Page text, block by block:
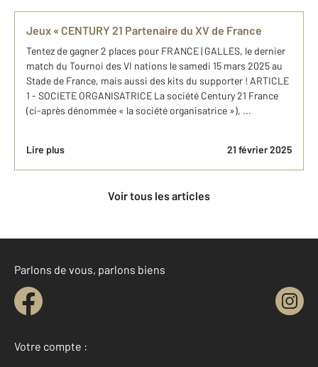
Jeux « CENTURY 21 Partenaire du XV de France
Tentez de gagner 2 places pour FRANCE | GALLES, le dernier
match du Tournoi des VI nations le samedi 15 mars 2025 au
Stade de France, mais aussi des kits du supporter ! ARTICLE
1 - SOCIETE ORGANISATRICE La société Century 21 France
(ci-après dénommée « la société organisatrice »), ...
Lire plus 21 février 2025
Voir tous les articles
Parlons de vous, parlons biens
Votre compte :